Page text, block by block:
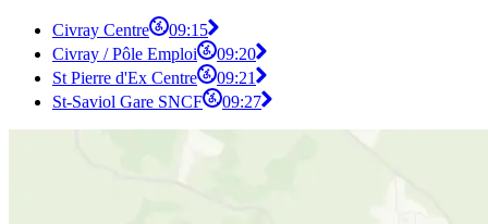
Civray Centre
09:15
Civray / Pôle Emploi
09:20
St Pierre d'Ex Centre
09:21
St-Saviol Gare SNCF
09:27